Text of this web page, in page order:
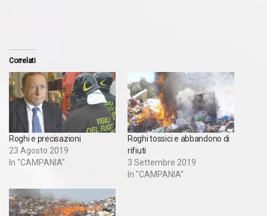
Correlati
Roghi e precisazioni
23 Agosto 2019
In "CAMPANIA"
Roghi tossici e abbandono di
rifiuti
3 Settembre 2019
In "CAMPANIA"